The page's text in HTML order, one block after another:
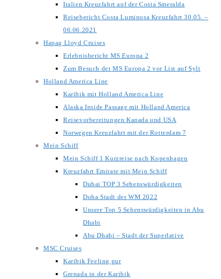
Italien Kreuzfahrt auf der Costa Smeralda
Reisebericht Costa Luminosa Kreuzfahrt 30.05. –
06.06.2021
Hapag Lloyd Cruises
Erlebnisbericht MS Europa 2
Zum Besuch der MS Europa 2 vor List auf Sylt
Holland America Line
Karibik mit Holland America Line
Alaska Inside Passage mit Holland America
Reisevorbereitungen Kanada und USA
Norwegen Kreuzfahrt mit der Rotterdam 7
Mein Schiff
Mein Schiff 1 Kurzreise nach Kopenhagen
Kreuzfahrt Emirate mit Mein Schiff
Dubai TOP 3 Sehenswürdigkeiten
Doha Stadt der WM 2022
Unsere Top 5 Sehenswürdigkeiten in Abu
Dhabi
Abu Dhabi – Stadt der Superlative
MSC Cruises
Karibik Feeling pur
Grenada in der Karibik